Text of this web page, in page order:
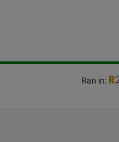
Ran in: